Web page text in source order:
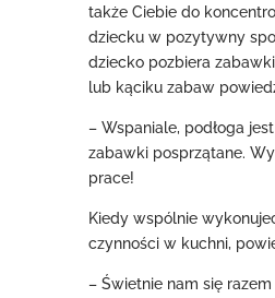
także Ciebie do
dziecku w pozytywny
dziecko pozbiera
lub kąciku zabaw
– Wspaniale, podłoga
zabawki posprzątane.
prace!
Kiedy wspólnie
czynności w kuchni,
– Świetnie nam się